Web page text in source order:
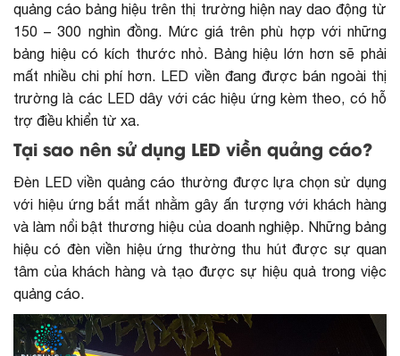
quảng cáo bảng hiệu trên thị trường hiện nay dao động từ
150 – 300 nghìn đồng. Mức giá trên phù hợp với những
bảng hiệu có kích thước nhỏ. Bảng hiệu lớn hơn sẽ phải
mất nhiều chi phí hơn. LED viền đang được bán ngoài thị
trường là các LED dây với các hiệu ứng kèm theo, có hỗ
trợ điều khiển từ xa.
Tại sao nên sử dụng LED viền quảng cáo?
Đèn LED viền quảng cáo thường được lựa chọn sử dụng
với hiệu ứng bắt mắt nhằm gây ấn tượng với khách hàng
và làm nổi bật thương hiệu của doanh nghiệp. Những bảng
hiệu có đèn viền hiệu ứng thường thu hút được sự quan
tâm của khách hàng và tạo được sự hiệu quả trong việc
quảng cáo.